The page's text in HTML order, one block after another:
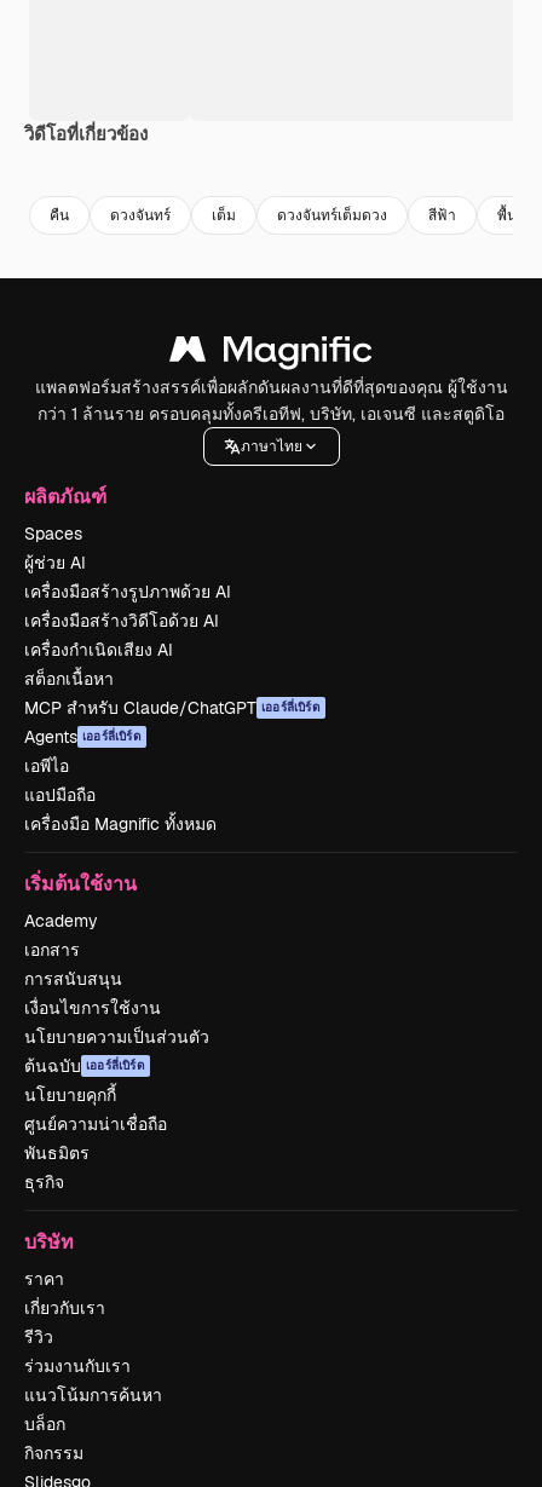
วิดีโอที่เกี่ยวข้อง
คืน ดวงจันทร์ เต็ม ดวงจันทร์เต็มดวง สีฟ้า พื้นหลัง
แพลตฟอร์มสร้างสรรค์เพื่อผลักดันผลงานที่ดีที่สุดของคุณ ผู้ใช้งาน
กว่า 1 ล้านราย ครอบคลุมทั้งครีเอทีฟ, บริษัท, เอเจนซี และสตูดิโอ
ภาษาไทย
ผลิตภัณฑ์
Spaces
ผู้ช่วย AI
เครื่องมือสร้างรูปภาพด้วย AI
เครื่องมือสร้างวิดีโอด้วย AI
เครื่องกำเนิดเสียง AI
สต็อกเนื้อหา
MCP สำหรับ Claude/ChatGPT เออร์ลี่เบิร์ด
Agents เออร์ลี่เบิร์ด
เอพีไอ
แอปมือถือ
เครื่องมือ Magnific ทั้งหมด
เริ่มต้นใช้งาน
Academy
เอกสาร
การสนับสนุน
เงื่อนไขการใช้งาน
นโยบายความเป็นส่วนตัว
ต้นฉบับ เออร์ลี่เบิร์ด
นโยบายคุกกี้
ศูนย์ความน่าเชื่อถือ
พันธมิตร
ธุรกิจ
บริษัท
ราคา
เกี่ยวกับเรา
รีวิว
ร่วมงานกับเรา
แนวโน้มการค้นหา
บล็อก
กิจกรรม
Slidesgo